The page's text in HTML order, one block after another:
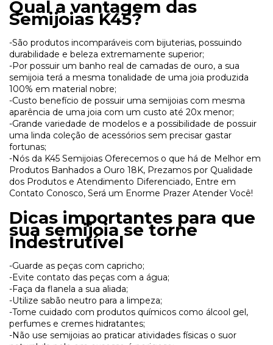
Qual a vantagem das
Semijoias K45?
-São produtos incomparáveis com bijuterias, possuindo
durabilidade e beleza extremamente superior;
-Por possuir um banho real de camadas de ouro, a sua
semijoia terá a mesma tonalidade de uma joia produzida
100% em material nobre;
-Custo benefício de possuir uma semijoias com mesma
aparência de uma joia com um custo até 20x menor;
-Grande variedade de modelos e a possibilidade de possuir
uma linda coleção de acessórios sem precisar gastar
fortunas;
-Nós da K45 Semijoias Oferecemos o que há de Melhor em
Produtos Banhados a Ouro 18K, Prezamos por Qualidade
dos Produtos e Atendimento Diferenciado, Entre em
Contato Conosco, Será um Enorme Prazer Atender Você!
Dicas importantes para que
sua semijoia se torne
Indestrutível
-Guarde as peças com capricho;
-Evite contato das peças com a água;
-Faça da flanela a sua aliada;
-Utilize sabão neutro para a limpeza;
-Tome cuidado com produtos químicos como álcool gel,
perfumes e cremes hidratantes;
-Não use semijoias ao praticar atividades físicas o suor